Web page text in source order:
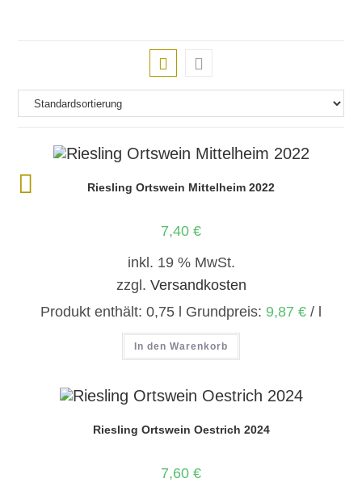
Riesling Ortswein Mittelheim 2022
7,40 €
inkl. 19 % MwSt.
zzgl. Versandkosten
Produkt enthält: 0,75 l Grundpreis: 9,87 € / l
In den Warenkorb
Riesling Ortswein Oestrich 2024
7,60 €